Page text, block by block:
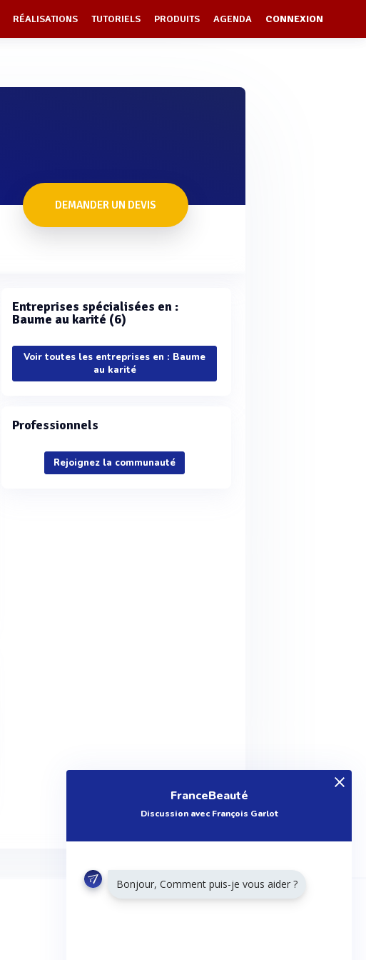
RÉALISATIONS TUTORIELS PRODUITS AGENDA CONNEXION
DEMANDER UN DEVIS
Entreprises spécialisées en :
Baume au karité (6)
Voir toutes les entreprises en : Baume
au karité
Professionnels
Rejoignez la communauté
FranceBeauté
Discussion avec François Garlot
Bonjour, Comment puis-je vous aider ?